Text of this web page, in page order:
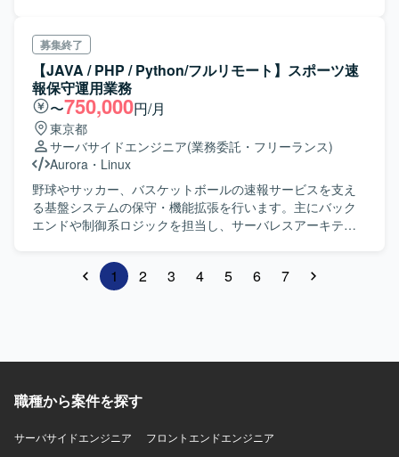
検索システムのABテスト用環境構築 ３．技術調査 ４．
簡易的な業務用アプリケーションの設計・開発
募集終了
【JAVA / PHP / Python/フルリモート】スポーツ速
報保守運用業務
〜750,000円/月
東京都
サーバサイドエンジニア(業務委託・フリーランス)
Aurora ・ Linux
野球やサッカー、バスケットボールの速報サービスを支え
る基盤システムの保守・機能拡張を行います。主にバック
エンドや制御系ロジックを担当し、サーバレスアーキテク
スのため、プロジェクトメンバーと密に連携しながら業務
を進めます。 1 2 3 4 5 6 7
職種から案件を探す
サーバサイドエンジニア
フロントエンドエンジニア